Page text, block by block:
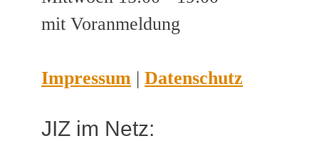
mit Voranmeldung
Impressum | Datenschutz
JIZ im Netz: